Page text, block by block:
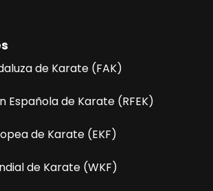
de Karate (FAK)
Española de Karate (RFEK)
de Karate (EKF)
de Karate (WKF)